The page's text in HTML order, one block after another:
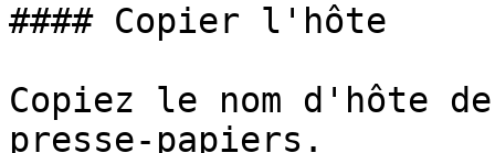
#### Copier l'hôte
Copiez le nom d'hôte
presse-papiers.